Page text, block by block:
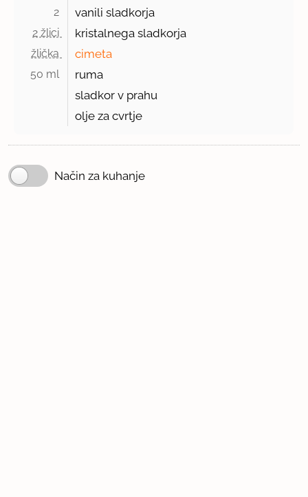
2 vanili sladkorja
2 žlici kristalnega sladkorja
žlička cimeta
50 ml
ruma
sladkor v prahu
olje za cvrtje
Način za kuhanje